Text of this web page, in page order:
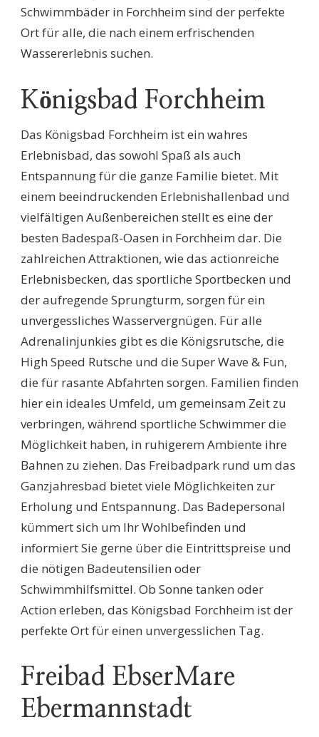
Schwimmbäder in Forchheim sind der perfekte
Ort für alle, die nach einem erfrischenden
Wassererlebnis suchen.
Königsbad Forchheim
Das Königsbad Forchheim ist ein wahres
Erlebnisbad, das sowohl Spaß als auch
Entspannung für die ganze Familie bietet. Mit
einem beeindruckenden Erlebnishallenbad und
vielfältigen Außenbereichen stellt es eine der
besten Badespaß-Oasen in Forchheim dar. Die
zahlreichen Attraktionen, wie das actionreiche
Erlebnisbecken, das sportliche Sportbecken und
der aufregende Sprungturm, sorgen für ein
unvergessliches Wasservergnügen. Für alle
Adrenalinjunkies gibt es die Königsrutsche, die
High Speed Rutsche und die Super Wave & Fun,
die für rasante Abfahrten sorgen. Familien finden
hier ein ideales Umfeld, um gemeinsam Zeit zu
verbringen, während sportliche Schwimmer die
Möglichkeit haben, in ruhigerem Ambiente ihre
Bahnen zu ziehen. Das Freibadpark rund um das
Ganzjahresbad bietet viele Möglichkeiten zur
Erholung und Entspannung. Das Badepersonal
kümmert sich um Ihr Wohlbefinden und
informiert Sie gerne über die Eintrittspreise und
die nötigen Badeutensilien oder
Schwimmhilfsmittel. Ob Sonne tanken oder
Action erleben, das Königsbad Forchheim ist der
perfekte Ort für einen unvergesslichen Tag.
Freibad EbserMare
Ebermannstadt